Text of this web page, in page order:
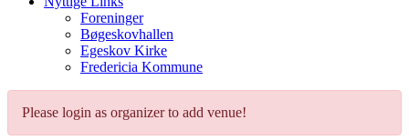
Foreninger
Bøgeskovhallen
Egeskov Kirke
Fredericia Kommune
Please login as organizer to add venue!